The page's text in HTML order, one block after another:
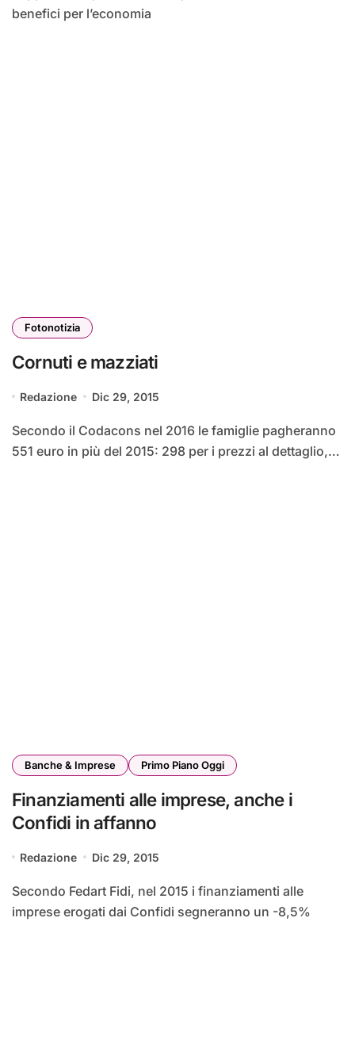
benefici per l’economia
Fotonotizia
Cornuti e mazziati
Redazione Dic 29, 2015
Secondo il Codacons nel 2016 le famiglie pagheranno
551 euro in più del 2015: 298 per i prezzi al dettaglio,…
Banche & Imprese Primo Piano Oggi
Finanziamenti alle imprese, anche i
Confidi in affanno
Redazione Dic 29, 2015
Secondo Fedart Fidi, nel 2015 i finanziamenti alle
imprese erogati dai Confidi segneranno un -8,5%